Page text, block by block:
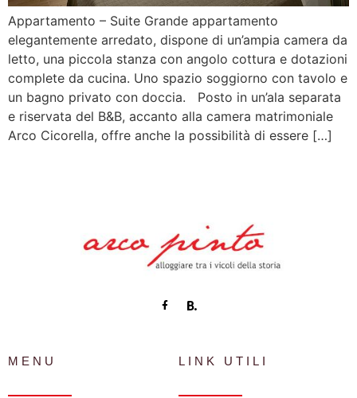
Appartamento – Suite Grande appartamento
elegantemente arredato, dispone di un’ampia camera da
letto, una piccola stanza con angolo cottura e dotazioni
complete da cucina. Uno spazio soggiorno con tavolo e
un bagno privato con doccia. Posto in un’ala separata
e riservata del B&B, accanto alla camera matrimoniale
Arco Cicorella, offre anche la possibilità di essere […]
MENU LINK UTILI